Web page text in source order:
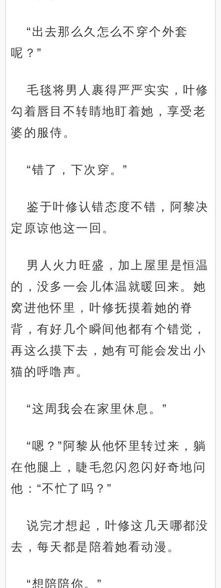
“出去那么久怎么不穿个外套
呢？”
毛毯将男人裹得严严实实，叶修
勾着唇目不转睛地盯着她，享受老
婆的服侍。
“错了，下次穿。”
鉴于叶修认错态度不错，阿黎决
定原谅他这一回。
男人火力旺盛，加上屋里是恒温
的，没多一会儿体温就暖回来。她
窝进他怀里，叶修抚摸着她的脊
背，有好几个瞬间他都有个错觉，
再这么摸下去，她有可能会发出小
猫的呼噜声。
“这周我会在家里休息。”
“嗯？”阿黎从他怀里转过来，躺
在他腿上，睫毛忽闪忽闪好奇地问
他：“不忙了吗？”
说完才想起，叶修这几天哪都没
去，每天都是陪着她看动漫。
“想陪陪你。”